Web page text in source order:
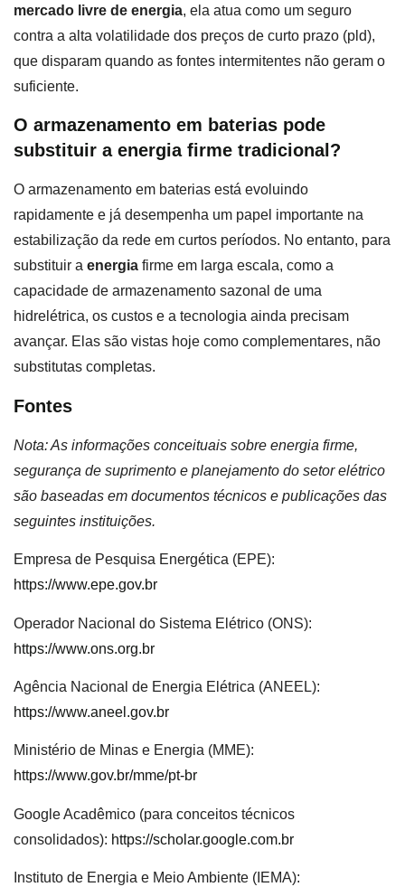
mercado livre de energia, ela atua como um seguro
contra a alta volatilidade dos preços de curto prazo (pld),
que disparam quando as fontes intermitentes não geram o
suficiente.
O armazenamento em baterias pode
substituir a energia firme tradicional?
O armazenamento em baterias está evoluindo
rapidamente e já desempenha um papel importante na
estabilização da rede em curtos períodos. No entanto, para
substituir a energia firme em larga escala, como a
capacidade de armazenamento sazonal de uma
hidrelétrica, os custos e a tecnologia ainda precisam
avançar. Elas são vistas hoje como complementares, não
substitutas completas.
Fontes
Nota: As informações conceituais sobre energia firme,
segurança de suprimento e planejamento do setor elétrico
são baseadas em documentos técnicos e publicações das
seguintes instituições.
Empresa de Pesquisa Energética (EPE):
https://www.epe.gov.br
Operador Nacional do Sistema Elétrico (ONS):
https://www.ons.org.br
Agência Nacional de Energia Elétrica (ANEEL):
https://www.aneel.gov.br
Ministério de Minas e Energia (MME):
https://www.gov.br/mme/pt-br
Google Acadêmico (para conceitos técnicos
consolidados): https://scholar.google.com.br
Instituto de Energia e Meio Ambiente (IEMA):